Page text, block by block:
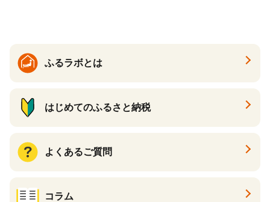
ギフト ふるさと納税 ）
ふるラボとは
はじめてのふるさと納税
よくあるご質問
コラム